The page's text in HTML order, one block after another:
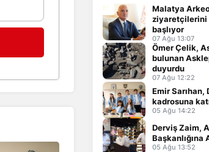
Malatya
ziyaretçilerini
başlıyor
07 Ağu 13:07
Ömer Çelik,
bulunan
duyurdu
07 Ağu 12:22
Emir Sarıhan,
kadrosuna
05 Ağu 14:22
Derviş Zaim,
Başkanlığına
05 Ağu 13:52